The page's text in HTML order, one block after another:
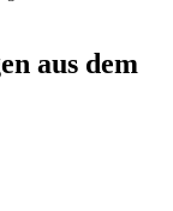
aus dem